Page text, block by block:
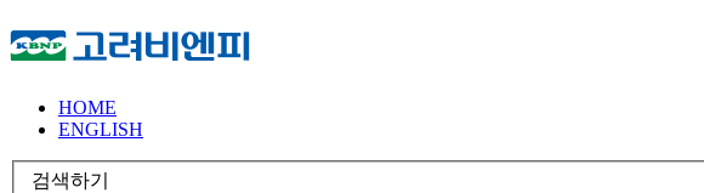
HOME
ENGLISH
검색하기